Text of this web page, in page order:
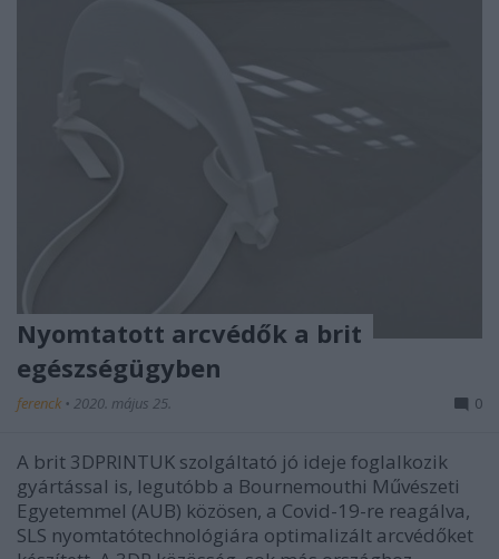
Nyomtatott arcvédők a brit
egészségügyben
ferenck • 2020. május 25. 0
A brit 3DPRINTUK szolgáltató jó ideje foglalkozik
gyártással is, legutóbb a Bournemouthi Művészeti
Egyetemmel (AUB) közösen, a Covid-19-re reagálva,
SLS nyomtatótechnológiára optimalizált arcvédőket